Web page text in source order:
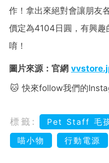
作！拿出來絕對會讓朋友
價定為4104日圓，有興
唷！
圖片來源：官網
🐱 快來follow我們的
標籤: Pet Staff 毛
喵小物
行動電源